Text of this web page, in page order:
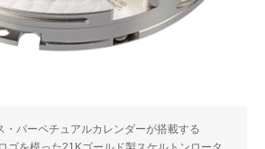
・パーペチュアルカレンダーが搭載する